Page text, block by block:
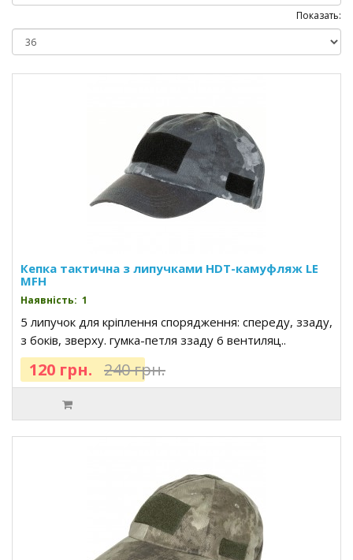
Показать:
Кепка тактична з липучками HDT-камуфляж LE
MFH
Наявність: 1
5 липучок для кріплення спорядження: спереду, ззаду,
з боків, зверху. гумка-петля ззаду 6 вентиляц..
120 грн. 240 грн.